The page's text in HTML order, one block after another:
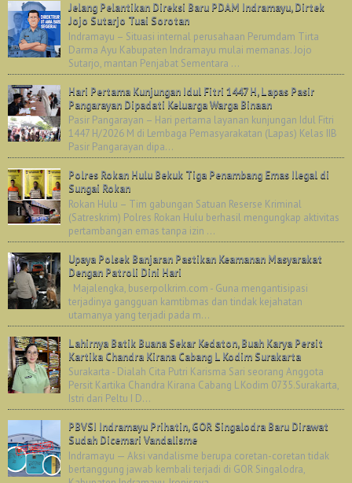
Jelang Pelantikan Direksi Baru PDAM Indramayu, Dirtek
Jojo Sutarjo Tuai Sorotan
Indramayu – Situasi internal perusahaan Perumdam Tirta
Darma Ayu Kabupaten Indramayu mulai memanas. Jojo
Sutarjo, mantan Penjabat Sementara ...
Hari Pertama Kunjungan Idul Fitri 1447 H, Lapas Pasir
Pangarayan Dipadati Keluarga Warga Binaan
Pasir Pangarayan – Hari pertama layanan kunjungan Idul Fitri
1447 H/2026 M di Lembaga Pemasyarakatan (Lapas) Kelas IIB
Pasir Pangarayan dipa...
Polres Rokan Hulu Bekuk Tiga Penambang Emas Ilegal di
Sungai Rokan
Rokan Hulu – Tim gabungan Satuan Reserse Kriminal
(Satreskrim) Polres Rokan Hulu berhasil mengungkap aktivitas
pertambangan emas tanpa izin ...
Upaya Polsek Banjaran Pastikan Keamanan Masyarakat
Dengan Patroli Dini Hari
Majalengka, buserpolkrim.com - Guna mengantisipasi
terjadinya gangguan kamtibmas dan tindak kejahatan
utamanya yang terjadi pada m...
Lahirnya Batik Buana Sekar Kedaton, Buah Karya Persit
Kartika Chandra Kirana Cabang L Kodim Surakarta
Surakarta - Dialah Cita Putri Karisma Sari seorang Anggota
Persit Kartika Chandra Kirana Cabang L Kodim 0735.Surakarta,
Istri dari Peltu I D...
PBVSI Indramayu Prihatin, GOR Singalodra Baru Dirawat
Sudah Dicemari Vandalisme
Indramayu — Aksi vandalisme berupa coretan-coretan tidak
bertanggung jawab kembali terjadi di GOR Singalodra,